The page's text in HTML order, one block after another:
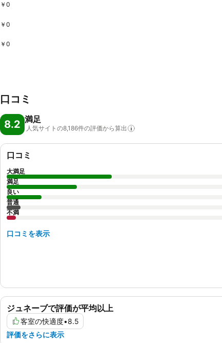
￥0
￥0
￥0
口コミ
8.2 満足
人気サイトの8,186件の評価から算出
ジュネーブで評価が平均以上
客室の快適度•8.5
評価をさらに表示
口コミ
大満足
満足
良い
普通
不満
口コミを表示